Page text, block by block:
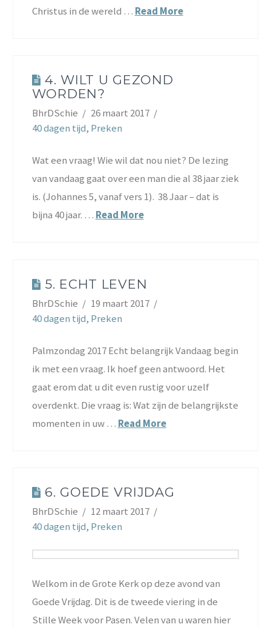
Christus in de wereld … Read More
4. WILT U GEZOND
WORDEN?
BhrDSchie
26 maart 2017
40 dagen tijd, Preken
Wat een vraag! Wie wil dat nou niet? De lezing
van vandaag gaat over een man die al 38 jaar ziek
is. (Johannes 5, vanaf vers 1). 38 Jaar – dat is
bijna 40 jaar. … Read More
5. ECHT LEVEN
BhrDSchie
19 maart 2017
40 dagen tijd, Preken
Palmzondag 2017 Echt belangrijk Vandaag begin
ik met een vraag. Ik hoef geen antwoord. Het
gaat erom dat u dit even rustig voor uzelf
overdenkt. Die vraag is: Wat zijn de belangrijkste
momenten in uw … Read More
6. GOEDE VRIJDAG
BhrDSchie
12 maart 2017
40 dagen tijd, Preken
Welkom in de Grote Kerk op deze avond van
Goede Vrijdag. Dit is de tweede viering in de
Stille Week voor Pasen. Velen van u waren hier